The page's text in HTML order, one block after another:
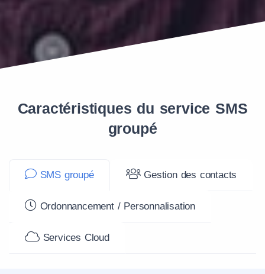
Caractéristiques du service SMS
groupé
SMS groupé Gestion des contacts
Ordonnancement / Personnalisation
Services Cloud